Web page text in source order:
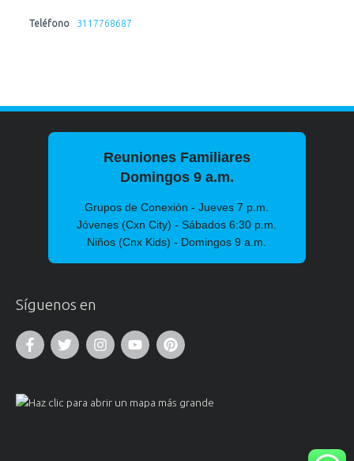
Teléfono 3117768687
Reuniones Familiares
Domingos 9 a.m.
Grupos de Conexión - Jueves 7 p.m.
Jóvenes (Cxn City) - Sábados 6:30 p.m.
Niños (Cnx Kids) - Domingos 9 a.m.
Síguenos en